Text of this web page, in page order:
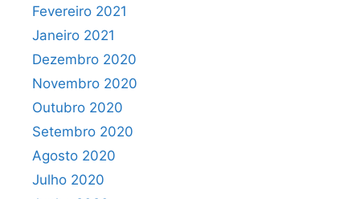
Fevereiro 2021
Janeiro 2021
Dezembro 2020
Novembro 2020
Outubro 2020
Setembro 2020
Agosto 2020
Julho 2020